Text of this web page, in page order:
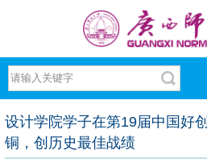
设计学院学子在第19届中国好
铜，创历史最佳战绩